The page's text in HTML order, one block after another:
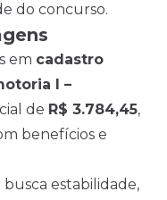
do concurso.
em cadastro
I –
de R$ 3.784,45,
benefícios e
estabilidade,